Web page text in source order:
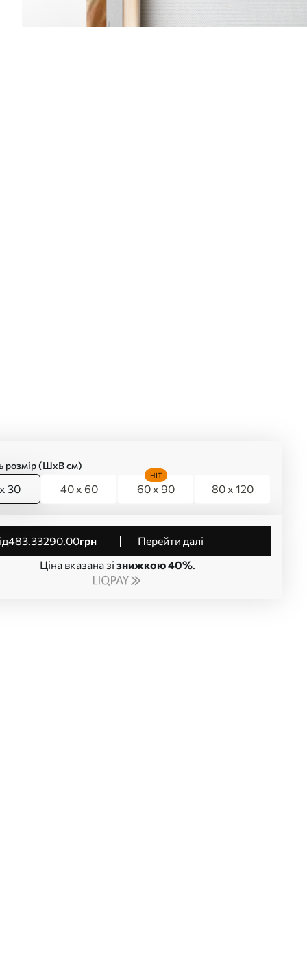
розмір (ШхВ см)
30 40 x 60 60 x 90
HIT
80 x 120
від483.33290.00грн
Перейти далі
Ціна вказана зі знижкою 40%.